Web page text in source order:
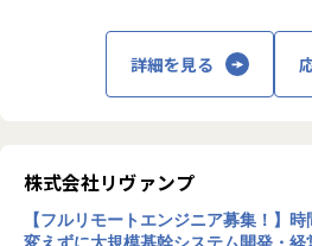
経済現象の理解のためには高品質高頻
想いから2018年よりナウキャストに
2021年4月にナウキャストへ入社。
インタビュー記事：https://
バーへの教育・サポート
る重要指標に直接コミットできます。
・経営層やPdM・エンジニアと近い
を施策やプロダクト改善に即時反映
oTやDX・AIなどの需
人材の需要が高まって
長井は、理系採用支援
なれるよう事業拡大をし
詳細を見る
株式会社リヴァンプ
【フルリモートエンジニア募集！】
変えずに大規模基幹システム開発・経